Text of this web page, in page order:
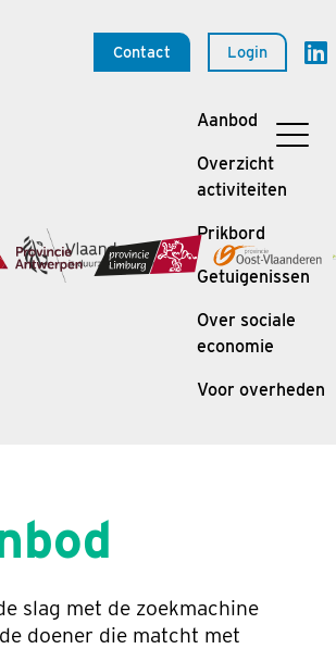
Contact Login
Aanbod
Overzicht
activiteiten
Prikbord
Getuigenissen
Over sociale
economie
Voor overheden
slag met de zoekmachine
doener die matcht met